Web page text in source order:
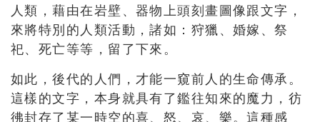
人類，藉由在岩壁、器物上頭刻畫圖像跟文字，
來將特別的人類活動，諸如：狩獵、婚嫁、祭
祀、死亡等等，留了下來。
如此，後代的人們，才能一窺前人的生命傳承。
這樣的文字，本身就具有了鑑往知來的魔力，彷
彿封存了某一時空的喜、怒、哀、樂。這種感